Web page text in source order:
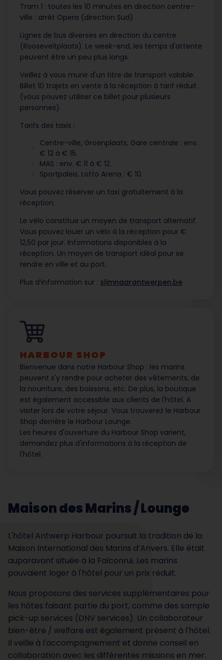
Tram 1 : toutes les 10 minutes en direction centre-
ville : arrêt Opera (direction Sud)
Lignes de bus diverses en direction du centre
(Rooseveltplaats). Le week-end, les temps d'attente
peuvent être un peu plus longs.
Veillez à vous munir d'un titre de transport valable.
Billet 10 trajets en vente à la réception à tarif réduit
(vous pouvez utiliser ce billet pour plusieurs
personnes).
Tarifs des taxis :
Centre-ville, Groenplaats, Gare centrale : env.
€ 12 à € 15.
MAS : env. € 11 à € 12.
Sportpaleis, Lotto Arena : € 10.
Vous pouvez réserver un taxi gratuitement à la
réception.
Le vélo constitue un moyen de transport alternatif.
Vous pouvez louer un vélo à la réception pour €
12,50 par jour. Informations disponibles à la
réception. Un moyen de transport idéal pour se
rendre en ville et au port.
Plus d’information sur : slimnaarantwerpen.be
HARBOUR SHOP
Bienvenue dans notre Harbour Shop : les marins
peuvent s'y rendre pour acheter des vêtements, de
la nourriture, des boissons, etc. De plus, la boutique
est également accessible aux clients de l'hôtel. A
visiter lors de votre séjour. Vous trouverez le Harbour
Shop derrière le Harbour Lounge.
Les heures d'ouverture du Harbour Shop varient,
demandez plus d'informations à la réception de
l'hôtel.
Maison des Marins / Lounge
L'hôtel Antwerp Harbour poursuit la tradition de la
Maison International des Marins d’Anvers. Elle était
auparavant située à la Falconrui. Les marins
pouvaient loger à l'hôtel pour un prix réduit.
Nous proposons des services supplémentaires pour
les hôtes faisant partie du port, comme des sample
pick-up services (DNV services). Un collaborateur
bien-être / welfare est également présent à l'hôtel.
Il veille à l'accompagnement et donne conseil en
collaboration avec les différentes missions en mer.